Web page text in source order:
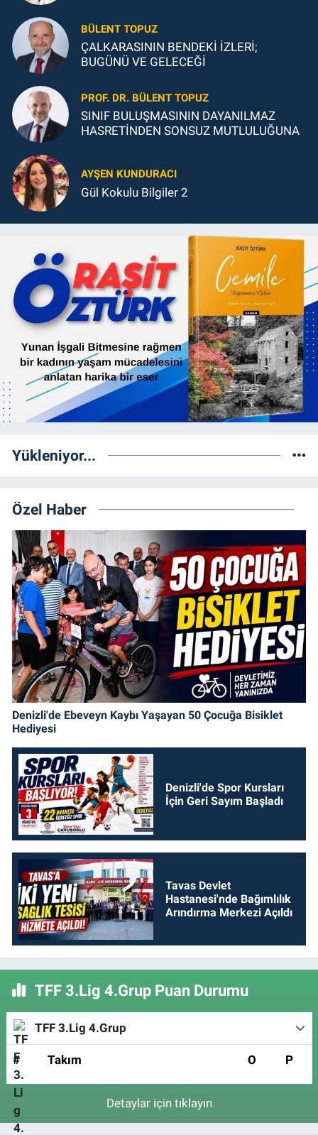
BÜLENT TOPUZ
ÇALKARASININ BENDEKİ İZLERİ;
BUGÜNÜ VE GELECEĞİ
PROF. DR. BÜLENT TOPUZ
SINIF BULUŞMASININ DAYANILMAZ
HASRETİNDEN SONSUZ MUTLULUĞUNA
AYŞEN KUNDURACI
Gül Kokulu Bilgiler 2
Yükleniyor...
Özel Haber
Denizli'de Ebeveyn Kaybı Yaşayan 50 Çocuğa Bisiklet
Hediyesi
Denizli'de Spor Kursları
İçin Geri Sayım Başladı
Tavas Devlet
Hastanesi'nde Bağımlılık
Arındırma Merkezi Açıldı
TFF 3.Lig 4.Grup Puan Durumu
TFF 3.Lig 4.Grup
# Takım O P
Detaylar için tıklayın